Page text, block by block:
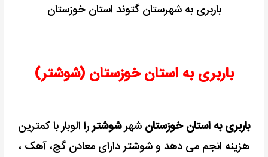
باربری به شهرستان گتوند استان خوزستان
باربری به استان خوزستان (شوشتر)
باربری به استان خوزستان شهرشوشتررا الوبار با کمترین
هزینه انجم می دهد و شوشتر دارای معادن گچ، آهک ،